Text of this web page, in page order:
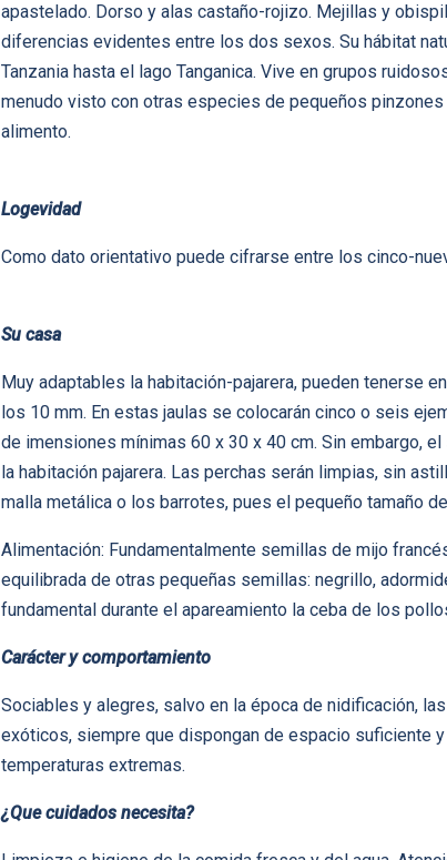
apastelado. Dorso y alas castaño-rojizo. Mejillas y
diferencias evidentes entre los dos sexos. Su hábitat
Tanzania hasta el lago Tanganica. Vive en grupos
menudo visto con otras especies de pequeños
alimento.
Logevidad
Como dato orientativo puede cifrarse entre los cinco-
Su casa
Muy adaptables la habitación-pajarera, pueden tenerse
los 10 mm. En estas jaulas se colocarán cinco o seis
de imensiones mínimas 60 x 30 x 40 cm. Sin embargo,
la habitación pajarera. Las perchas serán limpias, sin
malla metálica o los barrotes, pues el pequeño tamaño
Alimentación: Fundamentalmente semillas de mijo
equilibrada de otras pequeñas semillas: negrillo,
fundamental durante el apareamiento la ceba de los
Carácter y comportamiento
Sociables y alegres, salvo en la época de nidificación,
exóticos, siempre que dispongan de espacio suficiente
temperaturas extremas.
¿Que cuidados necesita?